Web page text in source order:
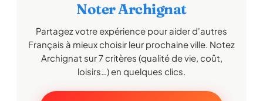
Noter Archignat
Partagez votre expérience pour aider d'autres
Français à mieux choisir leur prochaine ville. Notez
Archignat sur 7 critères (qualité de vie, coût,
loisirs…) en quelques clics.